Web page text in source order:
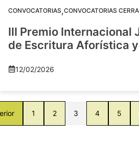
CONVOCATORIAS,CONVOCATORIAS
III Premio Internacional
de Escritura Aforística
12/02/2026
1 2 3 4 5